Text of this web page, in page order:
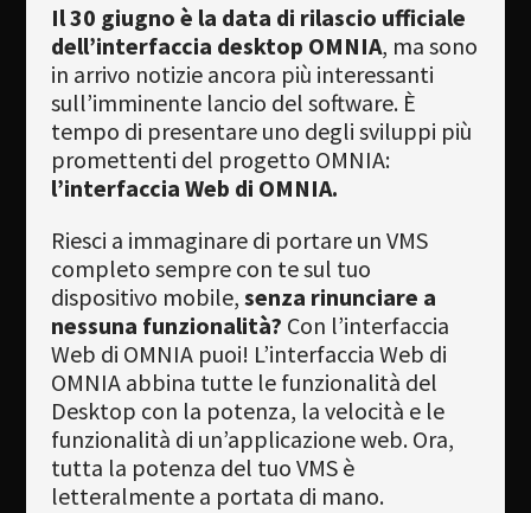
acquistare
Newsletter
Download
Lingua
Il 30 giugno è la data di rilascio ufficiale
dell’interfaccia desktop OMNIA, ma sono
in arrivo notizie ancora più interessanti
sull’imminente lancio del software. È
tempo di presentare uno degli sviluppi più
promettenti del progetto OMNIA:
l’interfaccia Web di OMNIA.
Riesci a immaginare di portare un VMS
completo sempre con te sul tuo
dispositivo mobile, senza rinunciare a
nessuna funzionalità? Con l’interfaccia
Web di OMNIA puoi! L’interfaccia Web di
OMNIA abbina tutte le funzionalità del
Desktop con la potenza, la velocità e le
funzionalità di un’applicazione web. Ora,
tutta la potenza del tuo VMS è
letteralmente a portata di mano.